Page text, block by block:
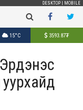
DESKTOP MOBILE
15°C 3593.87₮